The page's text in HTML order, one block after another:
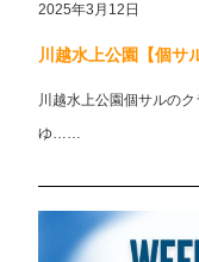
2025年3月12日
川越水上公園【個サ
川越水上公園個サルの
ゆ……